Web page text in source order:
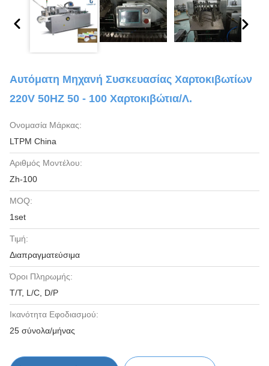
Αυτόματη Μηχανή Συσκευασίας Χαρτοκιβωτίων
220V 50HZ 50 - 100 Χαρτοκιβώτια/λ.
Ονομασία Μάρκας:
LTPM China
Αριθμός Μοντέλου:
Zh-100
MOQ:
1set
Τιμή:
Διαπραγματεύσιμα
Όροι Πληρωμής:
T/T, L/C, D/P
Ικανότητα Εφοδιασμού:
25 σύνολα/μήνας